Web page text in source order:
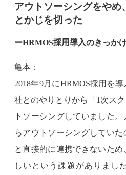
アウトソーシングをやめ
とかじを切った
ーHRMOS採用導入のきっか
亀本：
2018年9月にHRMOS採用を
社とのやりとりから「1次ス
トソーシングしていました
らアウトソーシングしてい
と直接的に連携できないた
しいという課題がありまし